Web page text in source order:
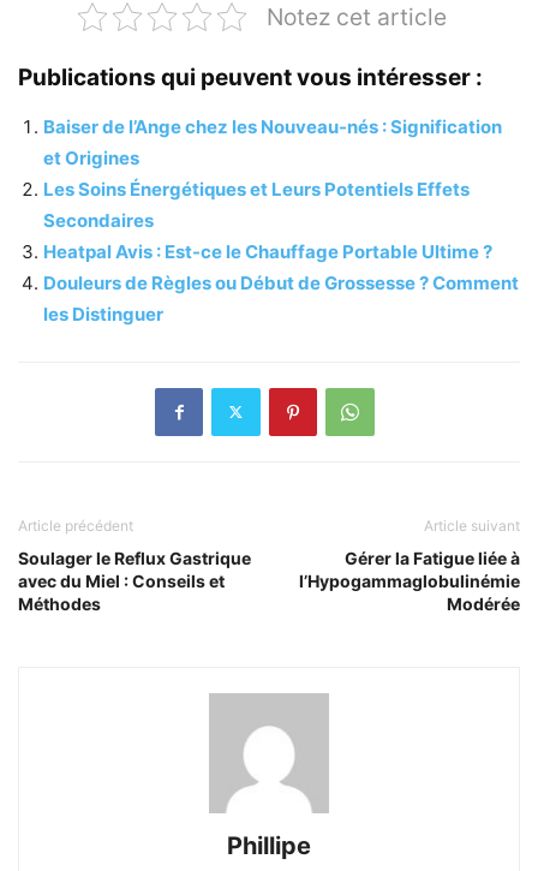
Notez cet article
Publications qui peuvent vous intéresser :
Baiser de l’Ange chez les Nouveau-nés : Signification
et Origines
Les Soins Énergétiques et Leurs Potentiels Effets
Secondaires
Heatpal Avis : Est-ce le Chauffage Portable Ultime ?
Douleurs de Règles ou Début de Grossesse ? Comment
les Distinguer
Article précédent
Soulager le Reflux Gastrique
avec du Miel : Conseils et
Méthodes
Article suivant
Gérer la Fatigue liée à
l’Hypogammaglobulinémie
Modérée
Phillipe